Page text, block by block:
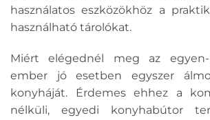
használatos eszközökhöz a
használható tárolókat.
Miért elégednél meg az egyen-
ember jó esetben egyszer
konyháját. Érdemes ehhez a
nélküli, egyedi konyhabútor